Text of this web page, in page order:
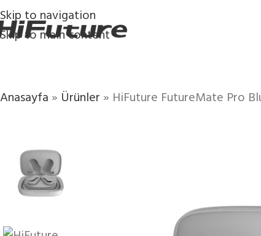
Skip to navigation
Skip to main content
Anasayfa » Ürünler » HiFuture FutureMate Pro